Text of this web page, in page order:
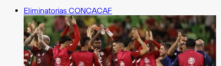
Eliminatorias CONCACAF